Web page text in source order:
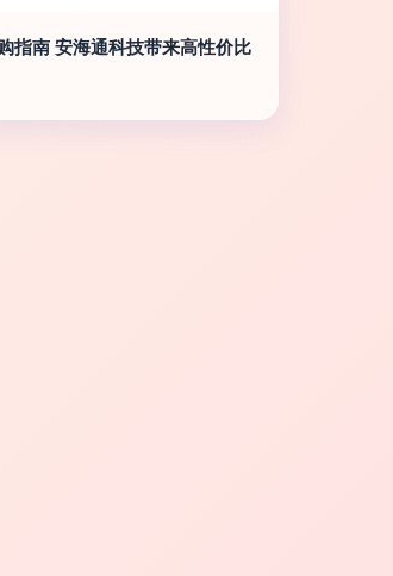
指南 安海通科技带来高性价比